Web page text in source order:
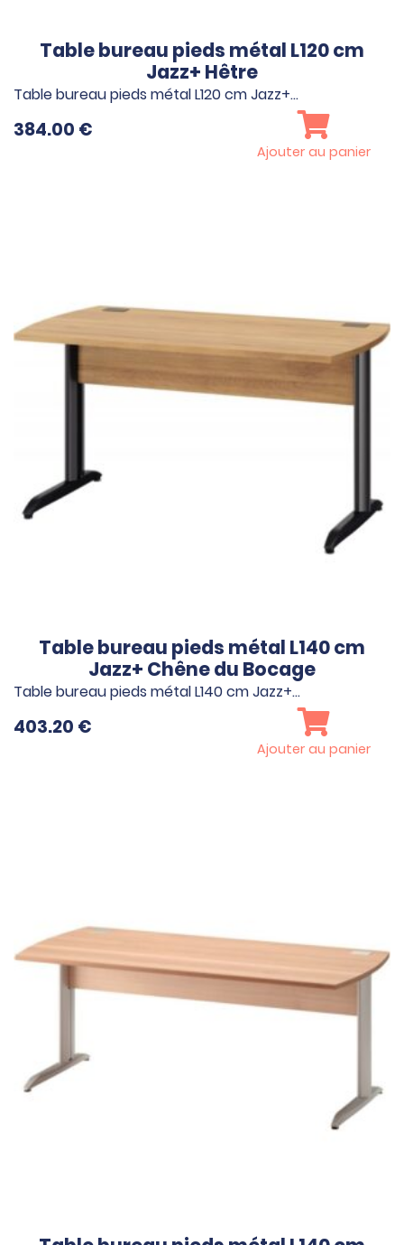
Table bureau pieds métal L120 cm
Jazz+ Hêtre
Table bureau pieds métal L120 cm Jazz+…
384.00 €
Ajouter au panier
Table bureau pieds métal L140 cm
Jazz+ Chêne du Bocage
Table bureau pieds métal L140 cm Jazz+…
403.20 €
Ajouter au panier